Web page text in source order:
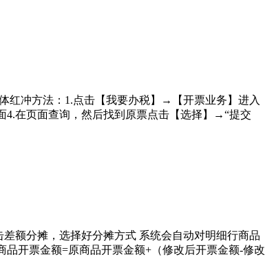
红冲方法：1.点击【我要办税】→【开票业务】进入
4.在页面查询，然后找到原票点击【选择】→“提交
额分摊，选择好分摊方式 系统会自动对明细行商品
开票金额=原商品开票金额+（修改后开票金额-修改